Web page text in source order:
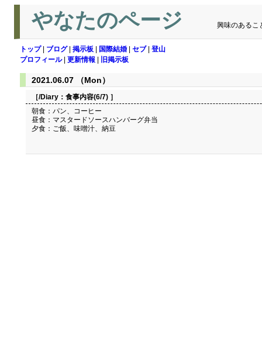
やなたのページ 興味のあるこ
トップ| ブログ| 掲示板 国際結婚 セブ| 登山
プロフィール| 更新情報 旧掲示板
2021.06.07 （Mon）
［/Diary： 食事内容(6/7) ］
朝食：パン、コーヒー
昼食：マスタードソースハンバーグ弁当
夕食：ご飯、味噌汁、納豆